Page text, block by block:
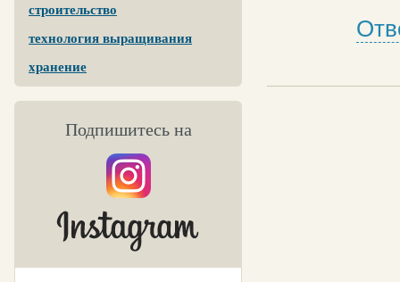
строительство
технология выращивания
хранение
Подпишитесь на